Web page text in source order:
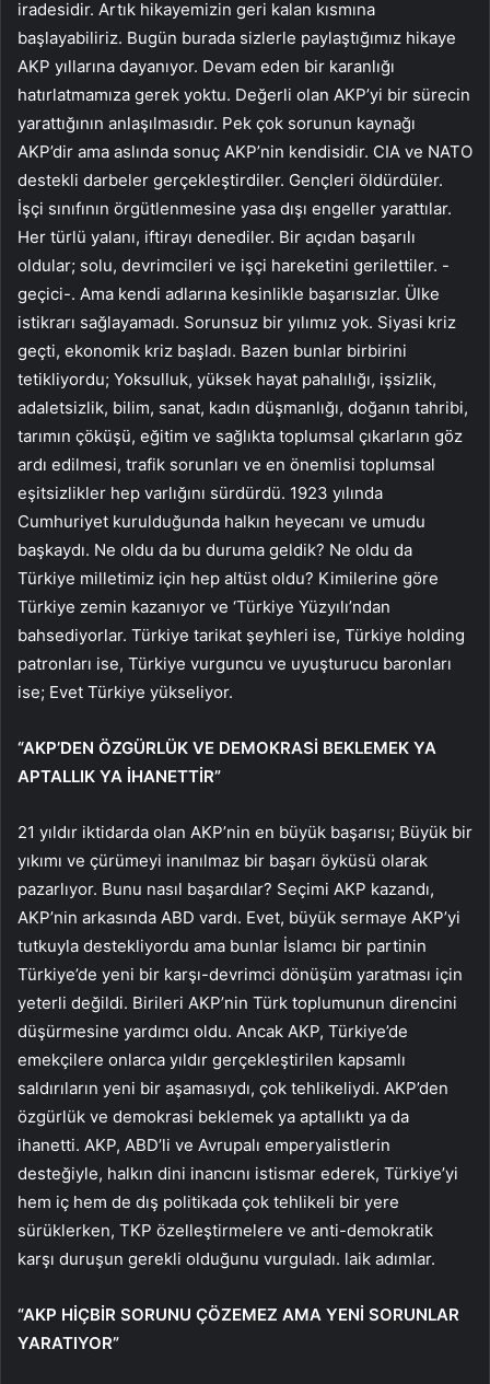
iradesidir. Artık hikayemizin geri kalan kısmına
başlayabiliriz. Bugün burada sizlerle paylaştığımız hikaye
AKP yıllarına dayanıyor. Devam eden bir karanlığı
hatırlatmamıza gerek yoktu. Değerli olan AKP’yi bir sürecin
yarattığının anlaşılmasıdır. Pek çok sorunun kaynağı
AKP’dir ama aslında sonuç AKP’nin kendisidir. CIA ve NATO
destekli darbeler gerçekleştirdiler. Gençleri öldürdüler.
İşçi sınıfının örgütlenmesine yasa dışı engeller yarattılar.
Her türlü yalanı, iftirayı denediler. Bir açıdan başarılı
oldular; solu, devrimcileri ve işçi hareketini gerilettiler. -
geçici-. Ama kendi adlarına kesinlikle başarısızlar. Ülke
istikrarı sağlayamadı. Sorunsuz bir yılımız yok. Siyasi kriz
geçti, ekonomik kriz başladı. Bazen bunlar birbirini
tetikliyordu; Yoksulluk, yüksek hayat pahalılığı, işsizlik,
adaletsizlik, bilim, sanat, kadın düşmanlığı, doğanın tahribi,
tarımın çöküşü, eğitim ve sağlıkta toplumsal çıkarların göz
ardı edilmesi, trafik sorunları ve en önemlisi toplumsal
eşitsizlikler hep varlığını sürdürdü. 1923 yılında
Cumhuriyet kurulduğunda halkın heyecanı ve umudu
başkaydı. Ne oldu da bu duruma geldik? Ne oldu da
Türkiye milletimiz için hep altüst oldu? Kimilerine göre
Türkiye zemin kazanıyor ve ‘Türkiye Yüzyılı’ndan
bahsediyorlar. Türkiye tarikat şeyhleri ​​ise, Türkiye holding
patronları ise, Türkiye vurguncu ve uyuşturucu baronları
ise; Evet Türkiye yükseliyor.
“AKP’DEN ÖZGÜRLÜK VE DEMOKRASİ BEKLEMEK YA
APTALLIK YA İHANETTİR”
21 yıldır iktidarda olan AKP’nin en büyük başarısı; Büyük bir
yıkımı ve çürümeyi inanılmaz bir başarı öyküsü olarak
pazarlıyor. Bunu nasıl başardılar? Seçimi AKP kazandı,
AKP’nin arkasında ABD vardı. Evet, büyük sermaye AKP’yi
tutkuyla destekliyordu ama bunlar İslamcı bir partinin
Türkiye’de yeni bir karşı-devrimci dönüşüm yaratması için
yeterli değildi. Birileri AKP’nin Türk toplumunun direncini
düşürmesine yardımcı oldu. Ancak AKP, Türkiye’de
emekçilere onlarca yıldır gerçekleştirilen kapsamlı
saldırıların yeni bir aşamasıydı, çok tehlikeliydi. AKP’den
özgürlük ve demokrasi beklemek ya aptallıktı ya da
ihanetti. AKP, ABD’li ve Avrupalı ​​emperyalistlerin
desteğiyle, halkın dini inancını istismar ederek, Türkiye’yi
hem iç hem de dış politikada çok tehlikeli bir yere
sürüklerken, TKP özelleştirmelere ve anti-demokratik
karşı duruşun gerekli olduğunu vurguladı. laik adımlar.
“AKP HİÇBİR SORUNU ÇÖZEMEZ AMA YENİ SORUNLAR
YARATIYOR”